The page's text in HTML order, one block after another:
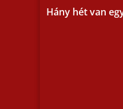
Hány hét van